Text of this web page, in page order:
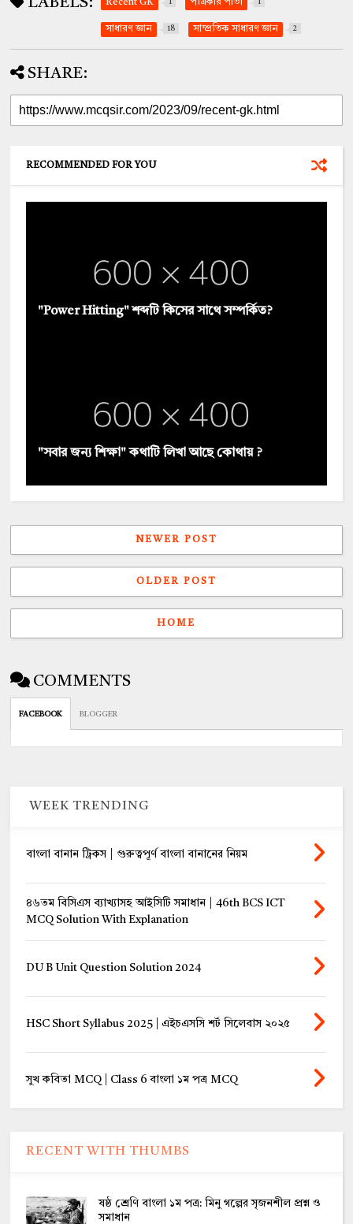
Recent GK পত্রিকার পাতা
সাধারণ জ্ঞান 18 সাম্প্রতিক সাধারণ জ্ঞান 2
SHARE:
RECOMMENDED FOR YOU
"Power Hitting" শব্দটি কিসের সাথে সম্পর্কিত?
"সবার জন্য শিক্ষা" কথাটি লিখা আছে কোথায় ?
NEWER POST
OLDER POST
HOME
COMMENTS
FACEBOOK BLOGGER
WEEK TRENDING
বাংলা বানান ট্রিকস | গুরুত্বপূর্ণ বাংলা বানানের নিয়ম
৪৬তম বিসিএস ব্যাখ্যাসহ আইসিটি সমাধান | 46th BCS ICT
MCQ Solution With Explanation
DU B Unit Question Solution 2024
HSC Short Syllabus 2025 | এইচএসসি শর্ট সিলেবাস ২০২৫
সুখ কবিতা MCQ | Class 6 বাংলা ১ম পত্র MCQ
RECENT WITH THUMBS
ষষ্ঠ শ্রেণি বাংলা ১ম পত্র: মিনু গল্পের সৃজনশীল প্রশ্ন ও
সমাধান